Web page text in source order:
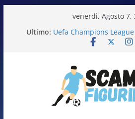
venerdì, Agosto 7,
Ultimo: Uefa Champions League
Fifa World Cup 2026
Calciatori Serie B BKT